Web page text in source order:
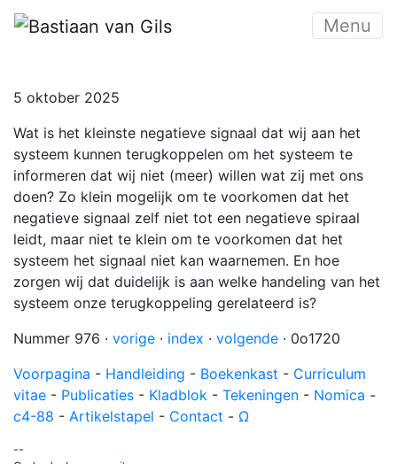
Menu
5 oktober 2025
Wat is het kleinste negatieve signaal dat wij aan het
systeem kunnen terugkoppelen om het systeem te
informeren dat wij niet (meer) willen wat zij met ons
doen? Zo klein mogelijk om te voorkomen dat het
negatieve signaal zelf niet tot een negatieve spiraal
leidt, maar niet te klein om te voorkomen dat het
systeem het signaal niet kan waarnemen. En hoe
zorgen wij dat duidelijk is aan welke handeling van het
systeem onze terugkoppeling gerelateerd is?
Nummer 976 · vorige · index · volgende · 0o1720
Voorpagina - Handleiding - Boekenkast - Curriculum
vitae - Publicaties - Kladblok - Tekeningen - Nomica -
c4-88 - Artikelstapel - Contact - Ω
--